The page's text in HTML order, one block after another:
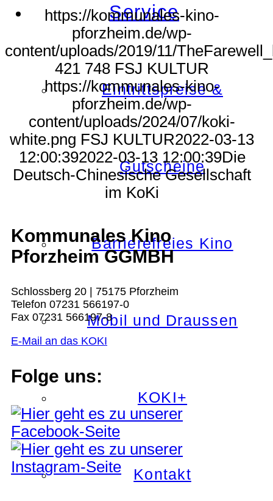
Service
Eintrittspreise &
Gutscheine
Barrierefreies Kino
Mobil und Draussen
KOKI+
Kontakt
https://kommunales-kino-
pforzheim.de/wp-
content/uploads/2019/11/
421 748 FSJ KULTUR
https://kommunales-kino-
pforzheim.de/wp-
content/uploads/2024/07/koki-
white.png FSJ KULTUR2022-03-13
12:00:392022-03-13 12:00:39Die
Deutsch-Chinesische Gesellschaft
im KoKi
Kommunales Kino
Pforzheim GGMBH
Schlossberg 20 | 75175 Pforzheim
Telefon 07231 566197-0
Fax 07231 566197-8
E-Mail an das KOKI
Folge uns: